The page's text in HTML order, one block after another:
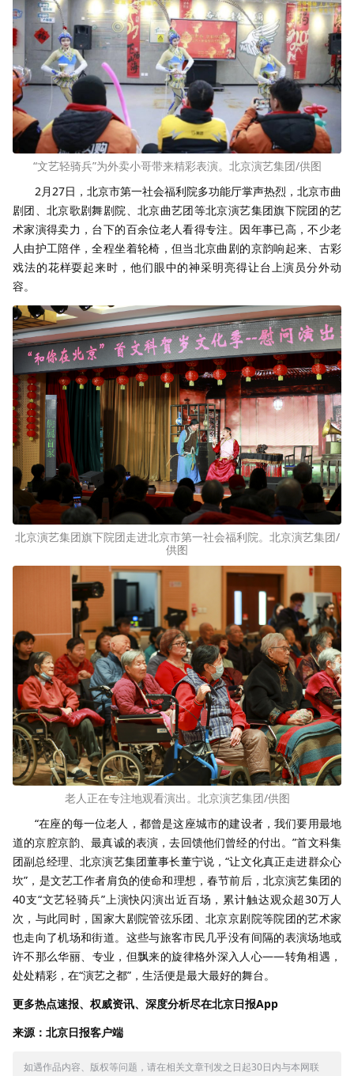
“文艺轻骑兵”为外卖小哥带来精彩表演。北京演艺集团/供图
2月27日，北京市第一社会福利院多功能厅掌声热烈，北京市曲
剧团、北京歌剧舞剧院、北京曲艺团等北京演艺集团旗下院团的艺
术家演得卖力，台下的百余位老人看得专注。因年事已高，不少老
人由护工陪伴，全程坐着轮椅，但当北京曲剧的京韵响起来、古彩
戏法的花样耍起来时，他们眼中的神采明亮得让台上演员分外动
容。
北京演艺集团旗下院团走进北京市第一社会福利院。北京演艺集团/
供图
老人正在专注地观看演出。北京演艺集团/供图
“在座的每一位老人，都曾是这座城市的建设者，我们要用最地
道的京腔京韵、最真诚的表演，去回馈他们曾经的付出。”首文科集
团副总经理、北京演艺集团董事长董宁说，“让文化真正走进群众心
坎”，是文艺工作者肩负的使命和理想，春节前后，北京演艺集团的
40支“文艺轻骑兵”上演快闪演出近百场，累计触达观众超30万人
次，与此同时，国家大剧院管弦乐团、北京京剧院等院团的艺术家
也走向了机场和街道。这些与旅客市民几乎没有间隔的表演场地或
许不那么华丽、专业，但飘来的旋律格外深入人心——转角相遇，
处处精彩，在“演艺之都”，生活便是最大最好的舞台。
更多热点速报、权威资讯、深度分析尽在北京日报App
来源：北京日报客户端
如遇作品内容、版权等问题，请在相关文章刊发之日起30日内与本网联